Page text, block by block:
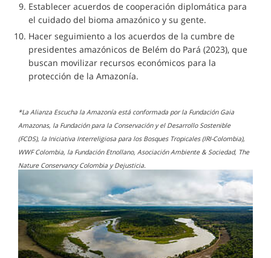
Establecer acuerdos de cooperación diplomática para
el cuidado del bioma amazónico y su gente.
Hacer seguimiento a los acuerdos de la cumbre de
presidentes amazónicos de Belém do Pará (2023), que
buscan movilizar recursos económicos para la
protección de la Amazonía.
*La Alianza Escucha la Amazonía está conformada por la Fundación Gaia
Amazonas, la Fundación para la Conservación y el Desarrollo Sostenible
(FCDS), la Iniciativa Interreligiosa para los Bosques Tropicales (IRI-Colombia),
WWF Colombia, la Fundación Etnollano, Asociación Ambiente & Sociedad, The
Nature Conservancy Colombia y Dejusticia.